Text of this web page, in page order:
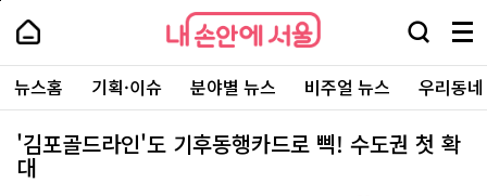
본
로
가
내
손
안
에
서
울
-
서
울
내
손
에
울
검
창
열
기
메
뉴
전
체
보
주
요
서
뉴스홈 기획·이슈 분야별 뉴스 비주얼 뉴스 우리동
'김포골드라인'도 기후동행카드로 삑! 수도권 첫 확
대
페
상
단
로